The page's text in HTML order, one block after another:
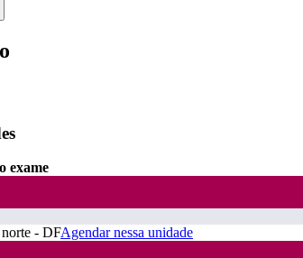
exame
- DFAgendar nessa unidade